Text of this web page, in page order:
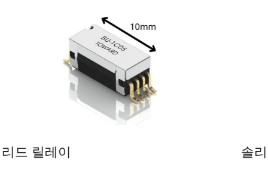
솔리드 스테이트 릴레이